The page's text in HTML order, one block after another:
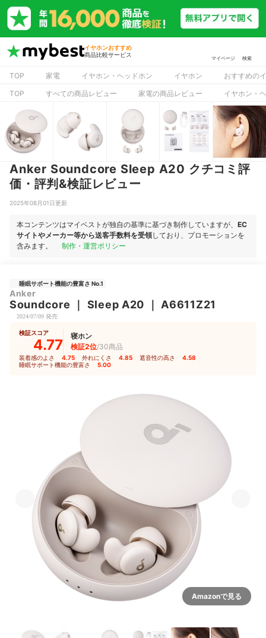
イヤホンおすすめ
商品比較サービス
マイページ 検索
TOP 家電 イヤホン・ヘッドホン イヤホン
おすすめの
TOP
すべての商品レビュー 家電の商品レビュー イヤホン・
Anker Soundcore Sleep A20 クチコミ評
価・評判&検証レビュー
2025年08月01日更新
本コンテンツはマイベストが独自の基準に基づき制作していますが、 EC
サイトやメーカー等から送客手数料を受領しており、プロモーションを
含みます。
制作・運営ポリシー
睡眠サポート機能の豊富さ No.1
Anker
Soundcore Sleep A20 A6611Z21
2024/07/09 発売
検証スコア
4.77
寝ホン
検証2位/30商品
装着感のよさ 4.75 外れにくさ 4.85 遮音性の高さ 4.58
睡眠サポート機能の豊富さ 5.00
Amazonで見る